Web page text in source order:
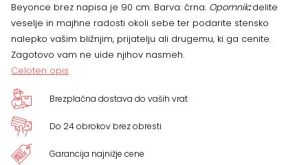
Beyonce brez napisa je 90 cm. Barva: črna. Opomnik:delite
veselje in majhne radosti okoli sebe ter podarite stensko
nalepko vašim bližnjim, prijatelju ali drugemu, ki ga cenite.
Zagotovo vam ne uide njihov nasmeh.
Celoten opis
Brezplačna dostava do vaših vrat
Do 24 obrokov brez obresti
Garancija najnižje cene